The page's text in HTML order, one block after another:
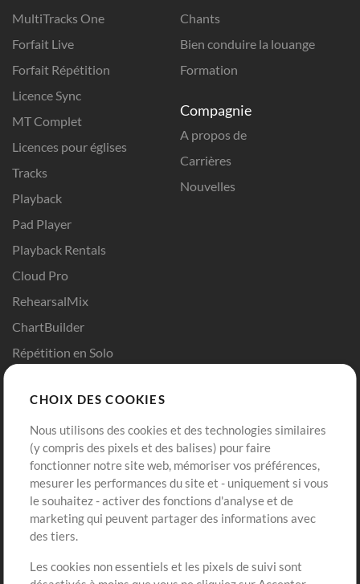
MultiTracks One
Forfait Live
Forfait Répétition
Licence Sync
MT Complet
Licences pour églises
Tracks
Playback
Pad Player
Playback Rentals
Cloud Pro
RehearsalMix
ChartBuilder
Répétition en Solo
Modèles ProPresenter
Sons
Chants
Bien conduire la louange
Formation
Compagnie
A propos de
Carrières
Nouvelles
Boutique
Acheter des crédits
Contenu gratuit
Demander les pistes
Compte
Connexion
S'inscrire
CHOIX DES COOKIES
Nous utilisons des cookies et des technologies similaires
(y compris des pixels et des balises) pour faire
fonctionner notre site web, mémoriser vos préférences,
mesurer les performances du site et - uniquement si vous
le souhaitez - activer des fonctions d'analyse et de
marketing qui peuvent partager des informations avec
des tiers.
Les cookies non essentiels et les pixels de suivi sont